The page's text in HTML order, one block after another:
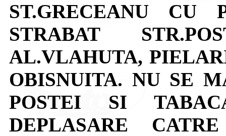
ST.GRECEANU CU
STRABAT
AL.VLAHUTA,
OBISNUITA. NU SE
POSTEI SI
DEPLASARE